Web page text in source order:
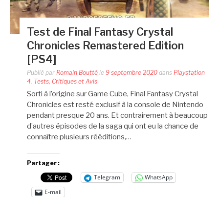
Test de Final Fantasy Crystal
Chronicles Remastered Edition
[PS4]
Publié par Romain Boutté le 9 septembre 2020 dans Playstation
4, Tests, Critiques et Avis
Sorti à l’origine sur Game Cube, Final Fantasy Crystal
Chronicles est resté exclusif à la console de Nintendo
pendant presque 20 ans. Et contrairement à beaucoup
d’autres épisodes de la saga qui ont eu la chance de
connaître plusieurs rééditions,…
Partager :
Telegram
WhatsApp
E-mail